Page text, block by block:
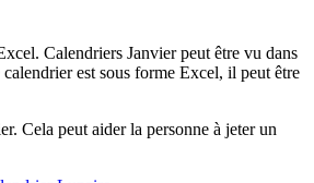
Calendriers Janvier peut être vu dans
est sous forme Excel, il peut être
Cela peut aider la personne à jeter un